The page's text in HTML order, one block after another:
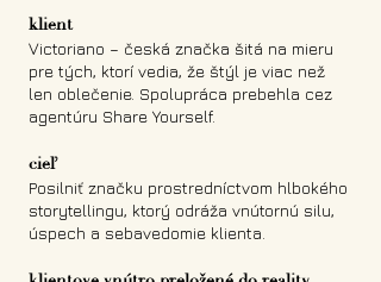
klient
Victoriano – česká značka šitá na mieru
pre tých, ktorí vedia, že štýl je viac než
len oblečenie. Spolupráca prebehla cez
agentúru Share Yourself.
cieľ
Posilniť značku prostredníctvom hlbokého
storytellingu, ktorý odráža vnútornú silu,
úspech a sebavedomie klienta.